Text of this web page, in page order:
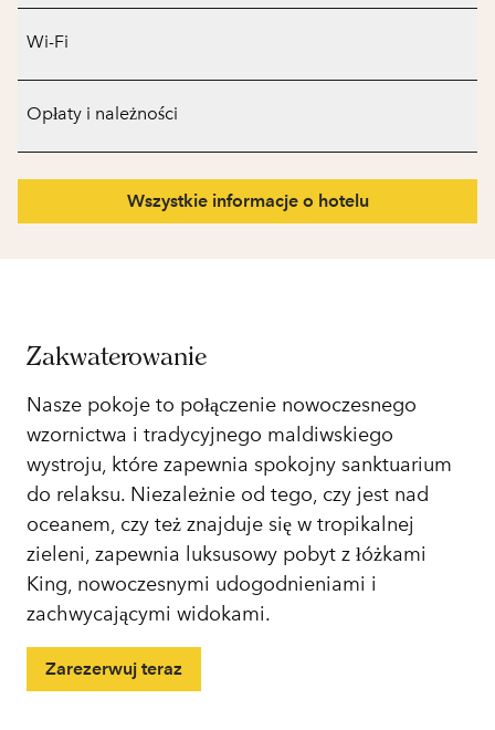
Wi-Fi
Opłaty i należności
Wszystkie informacje o hotelu
Zakwaterowanie
Nasze pokoje to połączenie nowoczesnego
wzornictwa i tradycyjnego maldiwskiego
wystroju, które zapewnia spokojny sanktuarium
do relaksu. Niezależnie od tego, czy jest nad
oceanem, czy też znajduje się w tropikalnej
zieleni, zapewnia luksusowy pobyt z łóżkami
King, nowoczesnymi udogodnieniami i
zachwycającymi widokami.
Zarezerwuj teraz